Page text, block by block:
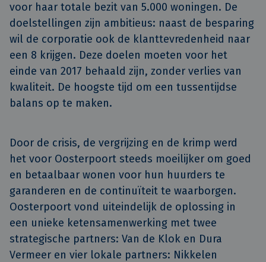
voor haar totale bezit van 5.000 woningen. De
doelstellingen zijn ambitieus: naast de besparing
wil de corporatie ook de klanttevredenheid naar
een 8 krijgen. Deze doelen moeten voor het
einde van 2017 behaald zijn, zonder verlies van
kwaliteit. De hoogste tijd om een tussentijdse
balans op te maken.
Door de crisis, de vergrijzing en de krimp werd
het voor Oosterpoort steeds moeilijker om goed
en betaalbaar wonen voor hun huurders te
garanderen en de continuïteit te waarborgen.
Oosterpoort vond uiteindelijk de oplossing in
een unieke ketensamenwerking met twee
strategische partners: Van de Klok en Dura
Vermeer en vier lokale partners: Nikkelen